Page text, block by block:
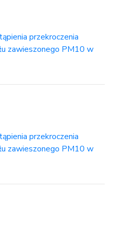
przekroczenia
zawieszonego PM10 w
przekroczenia
zawieszonego PM10 w